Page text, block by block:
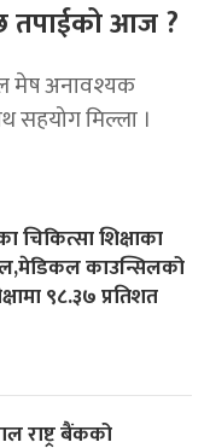
तपाईको आज ?
मेष अनावश्यक
सहयोग मिल्ला ।
चिकित्सा शिक्षाका
काउन्सिलको
९८.३७ प्रतिशत
राष्ट्र बैंकको